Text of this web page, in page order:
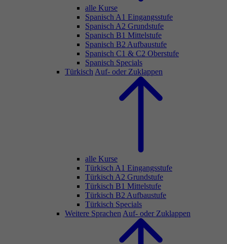
alle Kurse
Spanisch A1 Eingangsstufe
Spanisch A2 Grundstufe
Spanisch B1 Mittelstufe
Spanisch B2 Aufbaustufe
Spanisch C1 & C2 Oberstufe
Spanisch Specials
Türkisch Auf- oder Zuklappen
alle Kurse
Türkisch A1 Eingangsstufe
Türkisch A2 Grundstufe
Türkisch B1 Mittelstufe
Türkisch B2 Aufbaustufe
Türkisch Specials
Weitere Sprachen Auf- oder Zuklappen